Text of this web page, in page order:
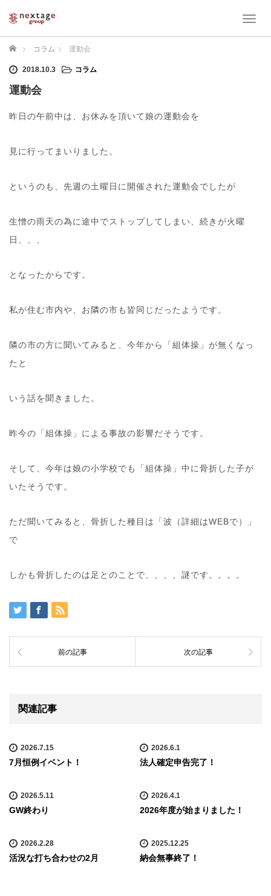
T
ホーム コラム 運動会
2018.10.3 コラム
運動会
昨日の午前中は、お休みを頂いて娘の運動会を
見に行ってまいりました。
というのも、先週の土曜日に開催された運動会でしたが
生憎の雨天の為に途中でストップしてしまい、続きが火曜
日、、、
となったからです。
私が住む市内や、お隣の市も皆同じだったようです。
隣の市の方に聞いてみると、今年から「組体操」が無くなっ
たと
いう話を聞きました。
昨今の「組体操」による事故の影響だそうです。
そして、今年は娘の小学校でも「組体操」中に骨折した子が
いたそうです。
ただ聞いてみると、骨折した種目は「波（詳細はWEBで）」
で
しかも骨折したのは足とのことで、、、、謎です。。。。
前の記事 次の記事
関連記事
2026.7.15
7月恒例イベント！
2026.6.1
法人確定申告完了！
2026.5.11
GW終わり
2026.4.1
2026年度が始まりました！
2026.2.28
活況な打ち合わせの2月
2025.12.25
納会無事終了！